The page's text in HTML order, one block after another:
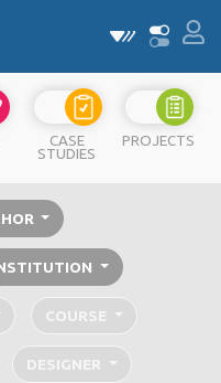
CASE
STUDIES
PROJECTS
COURSE
DESIGNER